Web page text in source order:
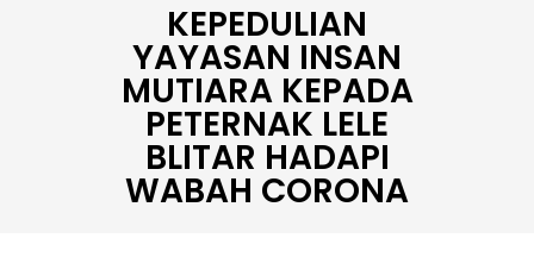
KEPEDULIAN
YAYASAN INSAN
MUTIARA KEPADA
PETERNAK LELE
BLITAR HADAPI
WABAH CORONA